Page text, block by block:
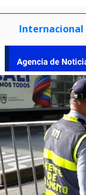
Internacional